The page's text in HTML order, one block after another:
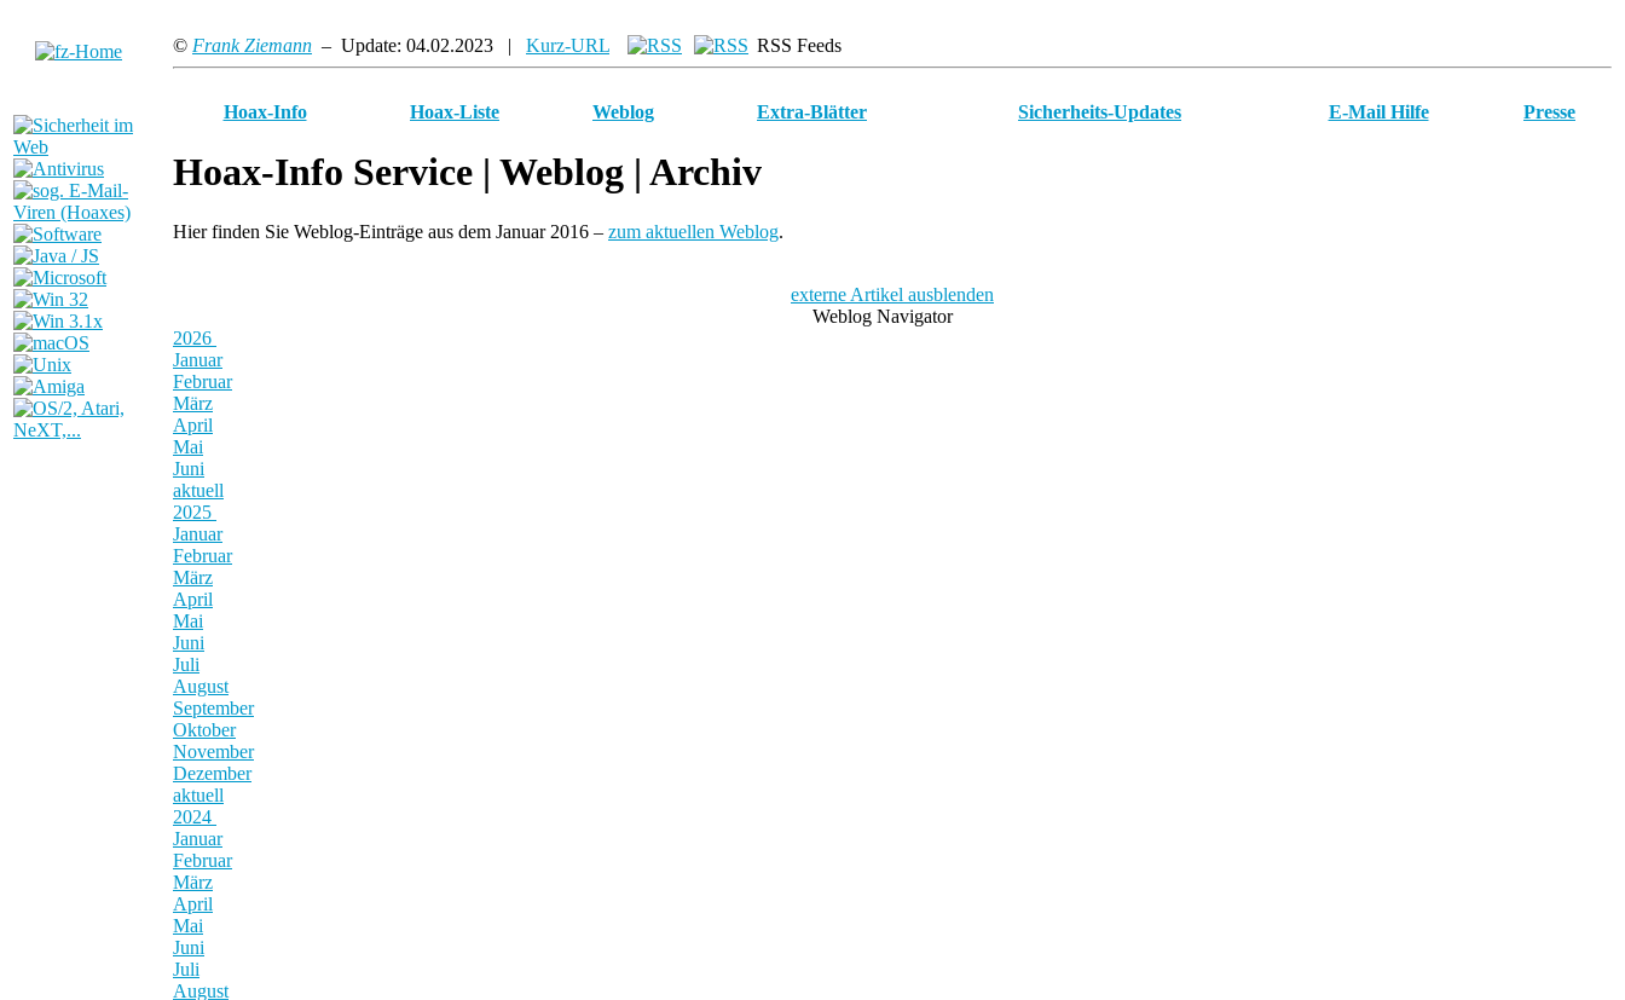
© Frank Ziemann – Update: 04.02.2023 | Kurz-URL RSS Feeds
Hoax-Info Hoax-Liste Weblog Extra-Blätter Sicherheits-Updates E-Mail Hilfe Presse
Hoax-Info Service | Weblog | Archiv
Hier finden Sie Weblog-Einträge aus dem Januar 2016 – zum aktuellen Weblog.
externe Artikel ausblenden
Weblog Navigator
2026
Januar
Februar
März
April
Mai
Juni
aktuell
2025
Januar
Februar
März
April
Mai
Juni
Juli
August
September
Oktober
November
Dezember
aktuell
2024
Januar
Februar
März
April
Mai
Juni
Juli
August